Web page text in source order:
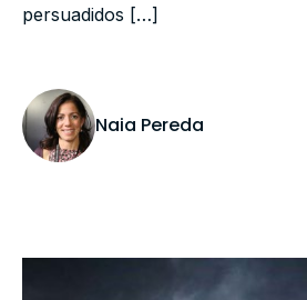
persuadidos […]
Naia Pereda